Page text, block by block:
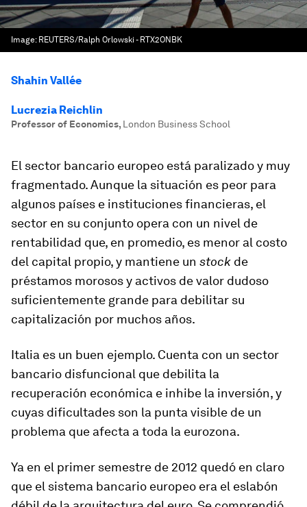
Image: REUTERS/Ralph Orlowski - RTX2ONBK
Shahin Vallée
Lucrezia Reichlin
Professor of Economics, London Business School
El sector bancario europeo está paralizado y muy
fragmentado. Aunque la situación es peor para
algunos países e instituciones financieras, el
sector en su conjunto opera con un nivel de
rentabilidad que, en promedio, es menor al costo
del capital propio, y mantiene un stock de
préstamos morosos y activos de valor dudoso
suficientemente grande para debilitar su
capitalización por muchos años.
Italia es un buen ejemplo. Cuenta con un sector
bancario disfuncional que debilita la
recuperación económica e inhibe la inversión, y
cuyas dificultades son la punta visible de un
problema que afecta a toda la eurozona.
Ya en el primer semestre de 2012 quedó en claro
que el sistema bancario europeo era el eslabón